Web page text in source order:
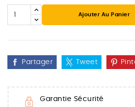
Ajouter Au Panier
Partager Tweet
Garantie Sécurité